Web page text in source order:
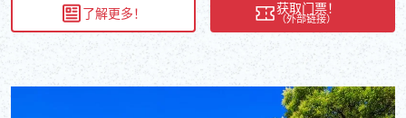
了解更多！ 获取门票！
（外部链接）